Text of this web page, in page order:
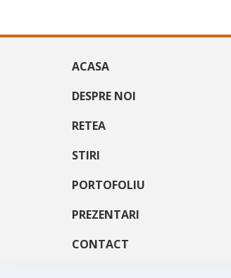
ACASA
DESPRE NOI
RETEA
STIRI
PORTOFOLIU
PREZENTARI
CONTACT